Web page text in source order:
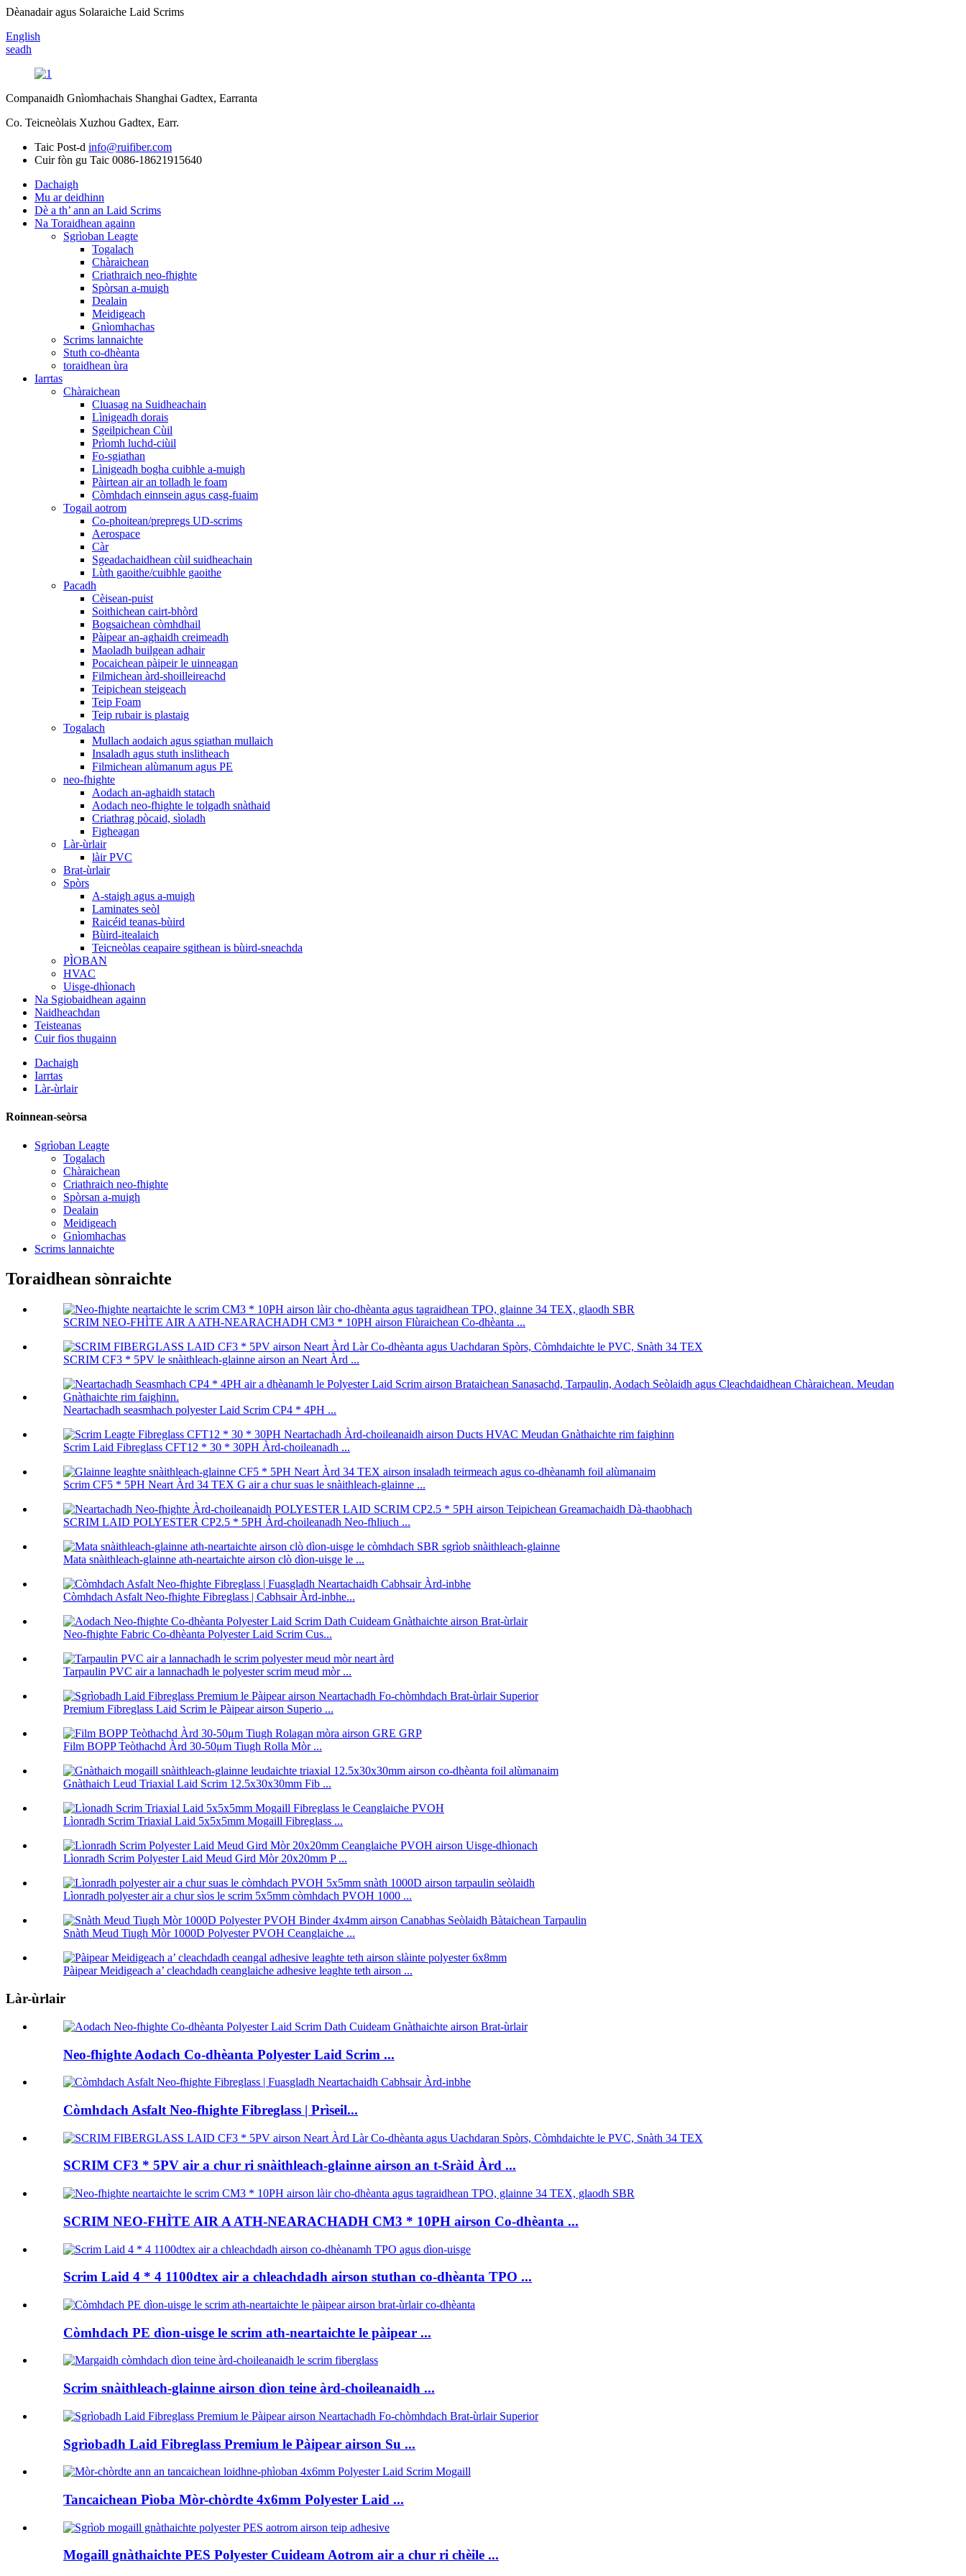
Dèanadair agus Solaraiche Laid Scrims
English
seadh
Companaidh Gnìomhachais Shanghai Gadtex, Earranta
Co. Teicneòlais Xuzhou Gadtex, Earr.
Taic Post-d info@ruifiber.com
Cuir fòn gu Taic 0086-18621915640
Dachaigh
Mu ar deidhinn
Dè a th’ ann an Laid Scrims
Na Toraidhean againn
Sgrìoban Leagte
Togalach
Chàraichean
Criathraich neo-fhighte
Spòrsan a-muigh
Dealain
Meidigeach
Gnìomhachas
Scrims lannaichte
Stuth co-dhèanta
toraidhean ùra
Iarrtas
Chàraichean
Cluasag na Suidheachain
Lìnigeadh dorais
Sgeilpichean Cùil
Prìomh luchd-ciùil
Fo-sgiathan
Lìnigeadh bogha cuibhle a-muigh
Pàirtean air an tolladh le foam
Còmhdach einnsein agus casg-fuaim
Togail aotrom
Co-phoitean/prepregs UD-scrims
Aerospace
Càr
Sgeadachaidhean cùil suidheachain
Lùth gaoithe/cuibhle gaoithe
Pacadh
Cèisean-puist
Soithichean cairt-bhòrd
Bogsaichean còmhdhail
Pàipear an-aghaidh creimeadh
Maoladh builgean adhair
Pocaichean pàipeir le uinneagan
Filmichean àrd-shoilleireachd
Teipichean steigeach
Teip Foam
Teip rubair is plastaig
Togalach
Mullach aodaich agus sgiathan mullaich
Insaladh agus stuth inslitheach
Filmichean alùmanum agus PE
neo-fhighte
Aodach an-aghaidh statach
Aodach neo-fhighte le tolgadh snàthaid
Criathrag pòcaid, sìoladh
Figheagan
Làr-ùrlair
làir PVC
Brat-ùrlair
Spòrs
A-staigh agus a-muigh
Laminates seòl
Raicéid teanas-bùird
Bùird-itealaich
Teicneòlas ceapaire sgithean is bùird-sneachda
PÌOBAN
HVAC
Uisge-dhìonach
Na Sgiobaidhean againn
Naidheachdan
Teisteanas
Cuir fios thugainn
Dachaigh
Iarrtas
Làr-ùrlair
Roinnean-seòrsa
Sgrìoban Leagte
Togalach
Chàraichean
Criathraich neo-fhighte
Spòrsan a-muigh
Dealain
Meidigeach
Gnìomhachas
Scrims lannaichte
Toraidhean sònraichte
SCRIM NEO-FHÌTE AIR A ATH-NEARACHADH CM3 * 10PH airson Flùraichean Co-dhèanta ...
SCRIM CF3 * 5PV le snàithleach-glainne airson an Neart Àrd ...
Neartachadh seasmhach polyester Laid Scrim CP4 * 4PH ...
Scrim Laid Fibreglass CFT12 * 30 * 30PH Àrd-choileanadh ...
Scrim CF5 * 5PH Neart Àrd 34 TEX G air a chur suas le snàithleach-glainne ...
SCRIM LAID POLYESTER CP2.5 * 5PH Àrd-choileanadh Neo-fhliuch ...
Mata snàithleach-glainne ath-neartaichte airson clò dìon-uisge le ...
Còmhdach Asfalt Neo-fhighte Fibreglass | Cabhsair Àrd-inbhe...
Neo-fhighte Fabric Co-dhèanta Polyester Laid Scrim Cus...
Tarpaulin PVC air a lannachadh le polyester scrim meud mòr ...
Premium Fibreglass Laid Scrim le Pàipear airson Superio ...
Film BOPP Teòthachd Àrd 30-50μm Tiugh Rolla Mòr ...
Gnàthaich Leud Triaxial Laid Scrim 12.5x30x30mm Fib ...
Lìonradh Scrim Triaxial Laid 5x5x5mm Mogaill Fibreglass ...
Lìonradh Scrim Polyester Laid Meud Gird Mòr 20x20mm P ...
Lìonradh polyester air a chur sìos le scrim 5x5mm còmhdach PVOH 1000 ...
Snàth Meud Tiugh Mòr 1000D Polyester PVOH Ceanglaiche ...
Pàipear Meidigeach a’ cleachdadh ceanglaiche adhesive leaghte teth airson ...
Làr-ùrlair
Neo-fhighte Aodach Co-dhèanta Polyester Laid Scrim ...
Còmhdach Asfalt Neo-fhighte Fibreglass | Prìseil...
SCRIM CF3 * 5PV air a chur ri snàithleach-glainne airson an t-Sràid Àrd ...
SCRIM NEO-FHÌTE AIR A ATH-NEARACHADH CM3 * 10PH airson Co-dhèanta ...
Scrim Laid 4 * 4 1100dtex air a chleachdadh airson stuthan co-dhèanta TPO ...
Còmhdach PE dìon-uisge le scrim ath-neartaichte le pàipear ...
Scrim snàithleach-glainne airson dìon teine ​​àrd-choileanaidh ...
Sgrìobadh Laid Fibreglass Premium le Pàipear airson Su ...
Tancaichean Pìoba Mòr-chòrdte 4x6mm Polyester Laid ...
Mogaill gnàthaichte PES Polyester Cuideam Aotrom air a chur ri chèile ...